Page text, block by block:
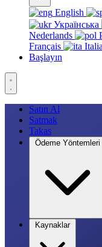
English
Українська
Nederlands
Français
Başlayın
Satın Al
Satmak
Takas
Ödeme Yöntemleri
Kaynaklar